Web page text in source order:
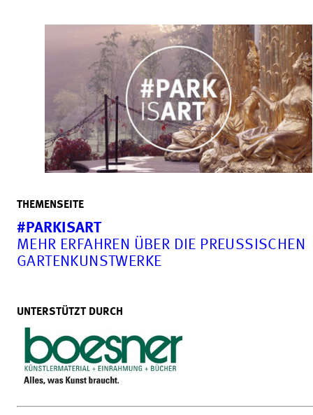
THEMENSEITE
#PARKISART
MEHR ERFAHREN ÜBER DIE PREUSSISCHEN G
ARTENKUNSTWERKE
UNTERSTÜTZT DURCH